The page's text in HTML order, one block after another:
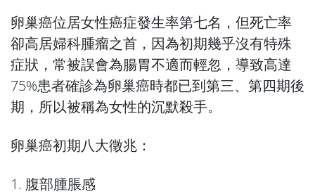
卵巢癌位居女性癌症發生率第七名，但死亡率
卻高居婦科腫瘤之首，因為初期幾乎沒有特殊
症狀，常被誤會為腸胃不適而輕忽，導致高達
75%患者確診為卵巢癌時都已到第三、第四期後
期，所以被稱為女性的沉默殺手。
卵巢癌初期八大徵兆：
1. 腹部腫脹感